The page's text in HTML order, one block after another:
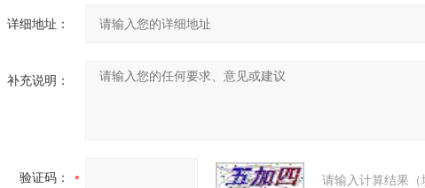
详细地址：
补充说明：
验证码： 请输入计算结果